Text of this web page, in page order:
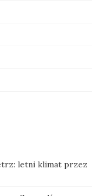
letni klimat przez